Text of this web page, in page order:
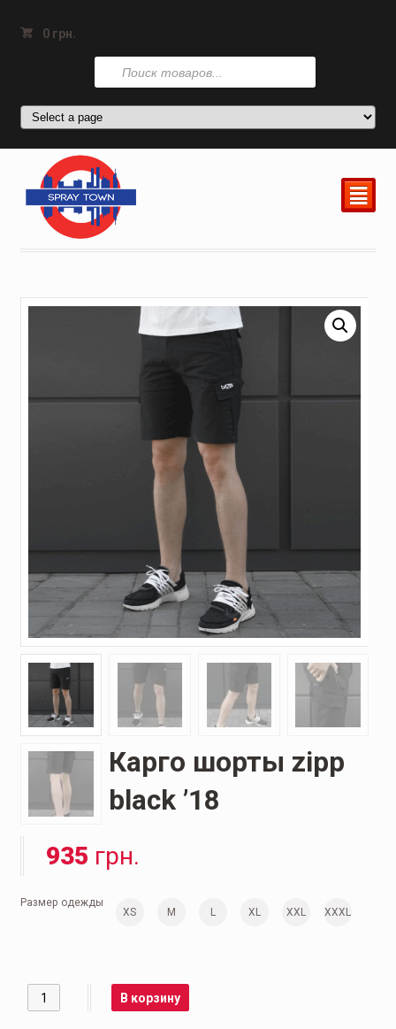
0 грн.
Поиск
товаров
²
Карго шорты zipp
black ’18
935 грн.
Размер одежды
XS M L XL XXL XXXL
Количество В корзину